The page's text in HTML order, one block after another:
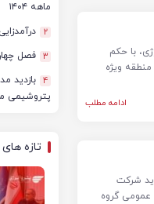
با حکم
ویژه
ادامه مطلب
شرکت
عمومی گروه
ماهه ۱۴۰۴
2
3 فصل
4 بازدید
پتروشیمی
تازه